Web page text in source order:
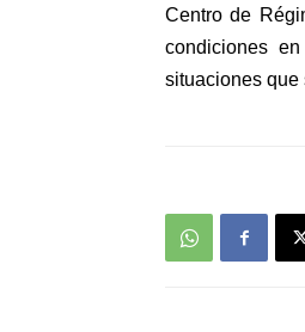
Centro de
condiciones
situaciones que